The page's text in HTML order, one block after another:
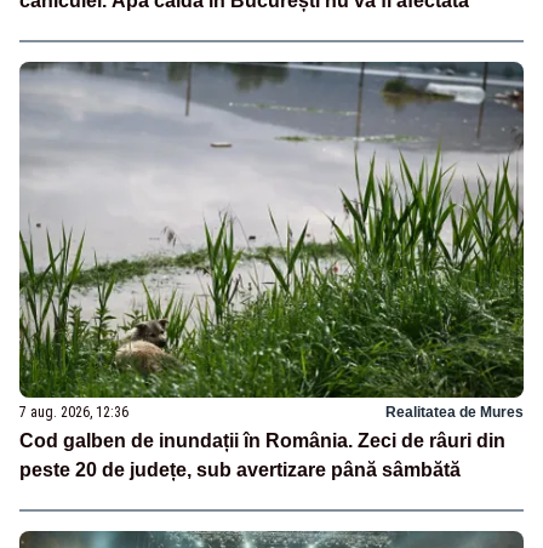
7 aug. 2026, 12:36 Realitatea de Mures
Cod galben de inundații în România. Zeci de râuri din
peste 20 de județe, sub avertizare până sâmbătă